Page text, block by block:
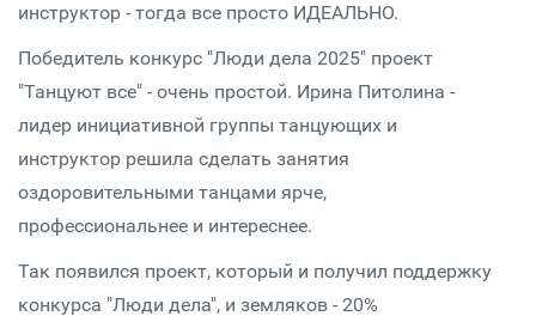
инструктор - тогда все просто ИДЕАЛЬНО.
Победитель конкурс "Люди дела 2025" проект
"Танцуют все" - очень простой. Ирина Питолина -
лидер инициативной группы танцующих и
инструктор решила сделать занятия
оздоровительными танцами ярче,
профессиональнее и интереснее.
Так появился проект, который и получил поддержку
конкурса "Люди дела", и земляков - 20%